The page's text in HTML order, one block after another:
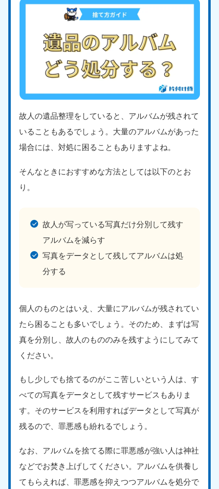
故人の遺品整理をしていると、アルバムが残されて
いることもあるでしょう。大量のアルバムがあった
場合には、対処に困ることもありますよね。
そんなときにおすすめな方法としては以下のとお
り。
故人が写っている写真だけ分別して残す
アルバムを減らす
写真をデータとして残してアルバムは処
分する
個人のものとはいえ、大量にアルバムが残されてい
たら困ることも多いでしょう。そのため、まずは写
真を分別し、故人のもののみを残すようにしてみて
ください。
もし少しでも捨てるのがここ苦しいという人は、す
べての写真をデータとして残すサービスもありま
す。そのサービスを利用すればデータとして写真が
残るので、罪悪感も紛れるでしょう。
なお、アルバムを捨てる際に罪悪感が強い人は神社
などでお焚き上げしてください。アルバムを供養し
てもらえれば、罪悪感を抑えつつアルバムを処分で